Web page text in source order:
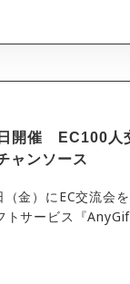
開催 EC100人
ャンソース
金）にEC交流会
トサービス『